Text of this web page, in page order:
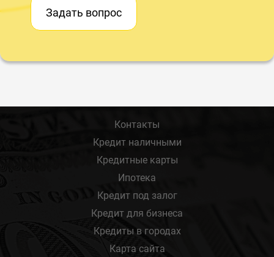
Задать вопрос
Контакты
Кредит наличными
Кредитные карты
Ипотека
Кредит под залог
Кредит для бизнеса
Кредиты в городах
Карта сайта